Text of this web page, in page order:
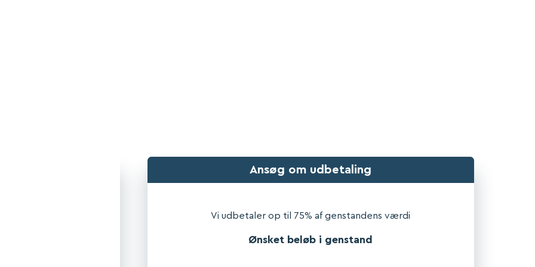
Ansøg om udbetaling
Vi udbetaler op til 75% af genstandens værdi
Ønsket beløb i genstand